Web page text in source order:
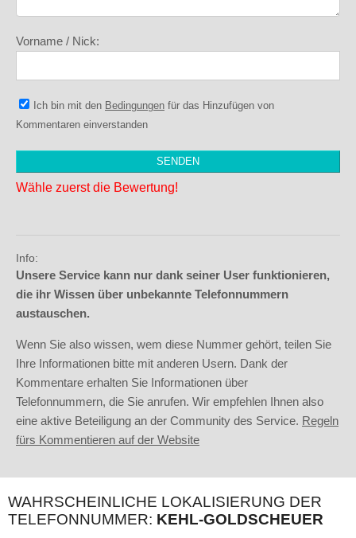
Vorname / Nick:
Ich bin mit den Bedingungen für das Hinzufügen von
Kommentaren einverstanden
Wähle zuerst die Bewertung!
Info:
Unsere Service kann nur dank seiner User funktionieren,
die ihr Wissen über unbekannte Telefonnummern
austauschen.
Wenn Sie also wissen, wem diese Nummer gehört, teilen Sie
Ihre Informationen bitte mit anderen Usern. Dank der
Kommentare erhalten Sie Informationen über
Telefonnummern, die Sie anrufen. Wir empfehlen Ihnen also
eine aktive Beteiligung an der Community des Service. Regeln
fürs Kommentieren auf der Website
WAHRSCHEINLICHE LOKALISIERUNG DER
TELEFONNUMMER: KEHL-GOLDSCHEUER